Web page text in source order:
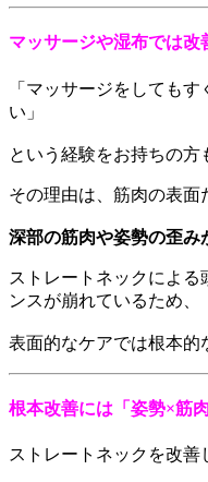
マッサージや湿布では改
「マッサージをしても
い」
という経験をお持ちの方
その理由は、筋肉の表面
深部の筋肉や姿勢の歪み
ストレートネックによ
ンスが崩れているため、
表面的なケアでは根本的
根本改善には「姿勢×筋
ストレートネックを改善